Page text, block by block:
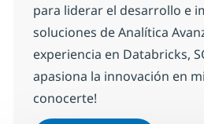
para liderar el desarrollo e
soluciones de Analítica
experiencia en Databricks,
apasiona la innovación en
conocerte!